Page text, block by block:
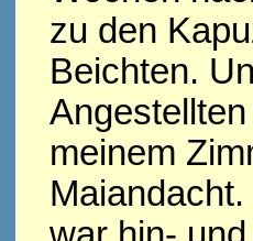
zu den
Beichten.
meinem